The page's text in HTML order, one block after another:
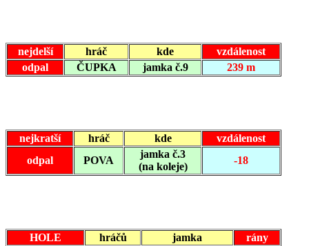
nejdelší hráč kde
vzdálenost
odpal
ČUPKA jamka č.9 239 m
nejkratší hráč kde
vzdálenost
odpal
POVA
jamka č.3
(na koleje)
-18
HOLE hráčů jamka
rány